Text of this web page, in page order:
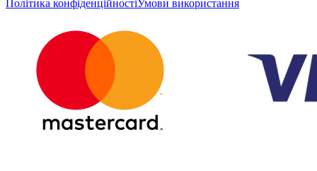
Політика конфіденційностіУмови використання